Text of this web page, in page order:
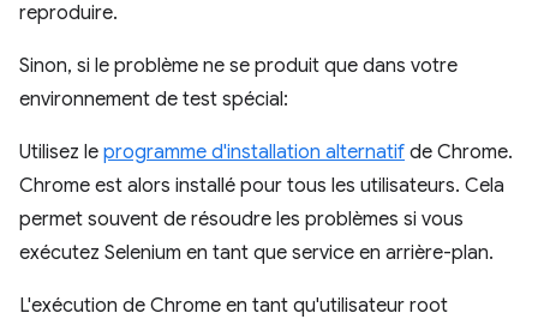
reproduire.
Sinon, si le problème ne se produit que dans votre
environnement de test spécial:
Utilisez le programme d'installation alternatif de Chrome.
Chrome est alors installé pour tous les utilisateurs. Cela
permet souvent de résoudre les problèmes si vous
exécutez Selenium en tant que service en arrière-plan.
L'exécution de Chrome en tant qu'utilisateur root